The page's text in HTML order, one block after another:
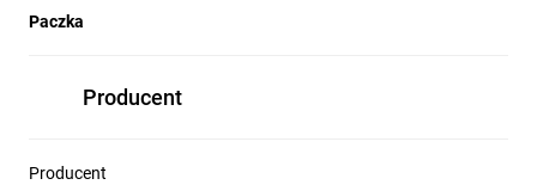
Paczka
Producent
Producent